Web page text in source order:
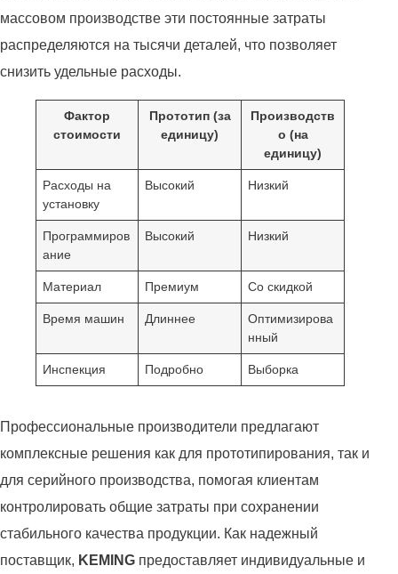
массовом производстве эти постоянные затраты
распределяются на тысячи деталей, что позволяет
снизить удельные расходы.
Фактор
стоимости
Прототип (за
единицу)
Производств
о (на
единицу)
Расходы на
установку
Высокий Низкий
Программиров
ание
Высокий Низкий
Материал Премиум Со скидкой
Время машин Длиннее
Оптимизирова
нный
Инспекция Подробно Выборка
Профессиональные производители предлагают
комплексные решения как для прототипирования, так и
для серийного производства, помогая клиентам
контролировать общие затраты при сохранении
стабильного качества продукции. Как надежный
поставщик, KEMING предоставляет индивидуальные и